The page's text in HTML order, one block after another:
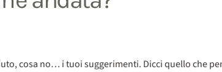
cosa no… i tuoi suggerimenti. Dicci quello che